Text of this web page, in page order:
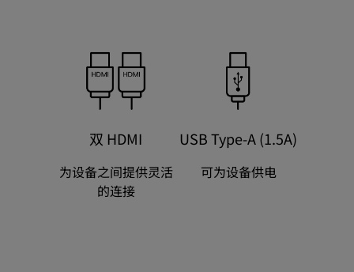
双 HDMI
为设备之间提供灵活
的连接
USB Type-A (1.5A)
可为设备供电